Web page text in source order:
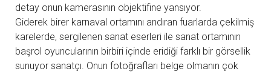
detay onun kamerasının objektifine yansıyor.
Giderek birer karnaval ortamını andıran fuarlarda çekilmiş
karelerde, sergilenen sanat eserleri ile sanat ortamının
başrol oyuncularının birbiri içinde eridiği farklı bir görsellik
sunuyor sanatçı. Onun fotoğrafları belge olmanın çok